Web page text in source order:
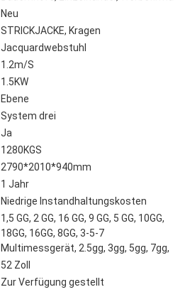
Neu
STRICKJACKE, Kragen
Jacquardwebstuhl
1.2m/S
1.5KW
Ebene
System drei
Ja
1280KGS
2790*2010*940mm
1 Jahr
Niedrige Instandhaltungskosten
1,5 GG, 2 GG, 16 GG, 9 GG, 5 GG, 10GG,
18GG, 16GG, 8GG, 3-5-7
Multimessgerät, 2.5gg, 3gg, 5gg, 7gg,
52 Zoll
Zur Verfügung gestellt